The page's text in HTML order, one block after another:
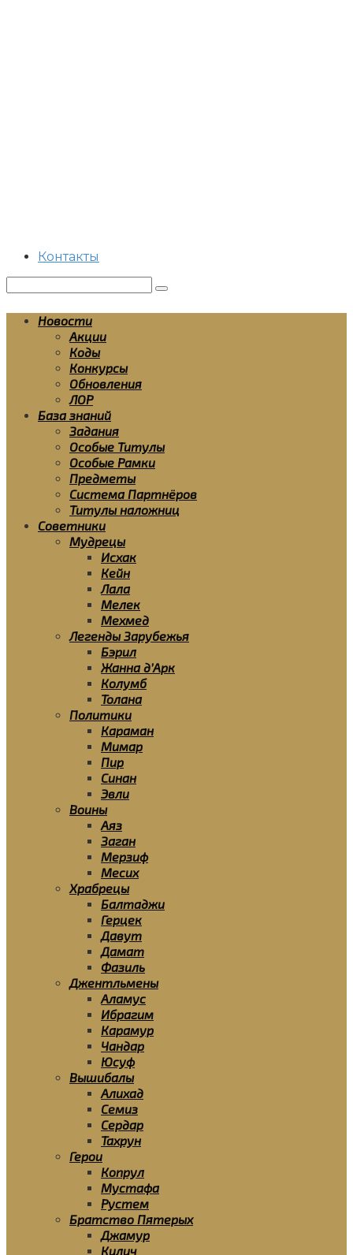
Контакты
Новости
Акции
Коды
Конкурсы
Обновления
ЛОР
База знаний
Задания
Особые Титулы
Особые Рамки
Предметы
Система Партнёров
Титулы наложниц
Советники
Мудрецы
Исхак
Кейн
Лала
Мелек
Мехмед
Легенды Зарубежья
Бэрил
Жанна д’Арк
Колумб
Толана
Политики
Караман
Мимар
Пир
Синан
Эвли
Воины
Аяз
Заган
Мерзиф
Месих
Храбрецы
Балтаджи
Герцек
Давут
Дамат
Фазиль
Джентльмены
Аламус
Ибрагим
Карамур
Чандар
Юсуф
Вышибалы
Алихад
Семиз
Сердар
Тахрун
Герои
Копрул
Мустафа
Рустем
Братство Пятерых
Джамур
Килич